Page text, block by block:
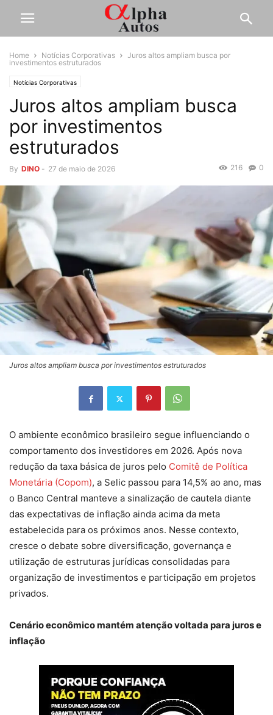
Home Notícias Corporativas
Juros altos ampliam busca por
investimentos estruturados
Notícias Corporativas
Juros altos ampliam busca
por investimentos
estruturados
By DINO - 27 de maio de 2026 0
216
Juros altos ampliam busca por investimentos estruturados
O ambiente econômico brasileiro segue influenciando o
comportamento dos investidores em 2026. Após nova
redução da taxa básica de juros pelo Comitê de Política
Monetária (Copom), a Selic passou para 14,5% ao ano, mas
o Banco Central manteve a sinalização de cautela diante
das expectativas de inflação ainda acima da meta
estabelecida para os próximos anos. Nesse contexto,
cresce o debate sobre diversificação, governança e
utilização de estruturas jurídicas consolidadas para
organização de investimentos e participação em projetos
privados.
Cenário econômico mantém atenção voltada para juros e
inflação